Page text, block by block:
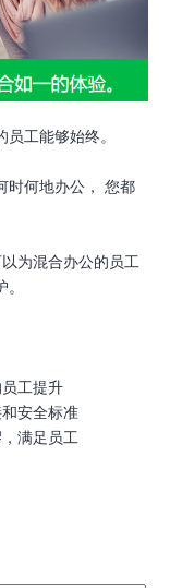
工能够始终。
时何地办公， 您都
为混合办公的员工
工提升
安全标准
满足员工